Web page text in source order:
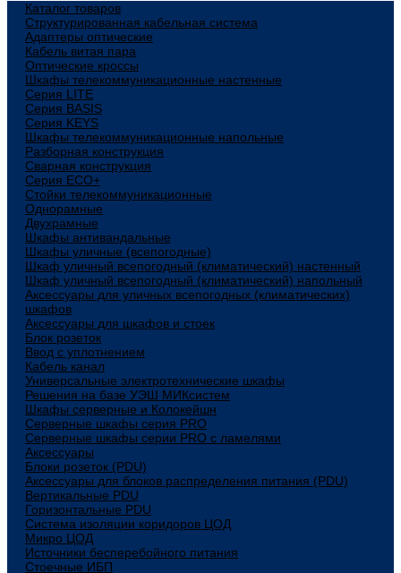
Каталог товаров
Структурированная кабельная система
Адаптеры оптические
Кабель витая пара
Оптические кроссы
Шкафы телекоммуникационные настенные
Cерия LITE
Cерия BASIS
Cерия KEYS
Шкафы телекоммуникационные напольные
Разборная конструкция
Сварная конструкция
Серия ECO+
Стойки телекоммуникационные
Однорамные
Двухрамные
Шкафы антивандальные
Шкафы уличные (всепогодные)
Шкаф уличный всепогодный (климатический) настенный
Шкаф уличный всепогодный (климатический) напольный
Аксессуары для уличных всепогодных (климатических)
шкафов
Аксессуары для шкафов и стоек
Блок розеток
Ввод с уплотнением
Кабель канал
Универсальные электротехнические шкафы
Решения на базе УЭШ МИКсистем
Шкафы серверные и Колокейшн
Серверные шкафы серия PRO
Серверные шкафы серии PRO с ламелями
Аксессуары
Блоки розеток (PDU)
Аксессуары для блоков распределения питания (PDU)
Вертикальные PDU
Горизонтальные PDU
Система изоляции коридоров ЦОД
Микро ЦОД
Источники бесперебойного питания
Стоечные ИБП